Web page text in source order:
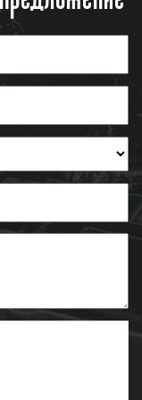
популярных
в том числе
наличие и
(радио,
среди
клиенты
рекламу
в качестве
внимания
рекламы на
и убеждений;
активный